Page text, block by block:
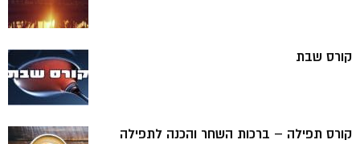
קורס שבת
קורס תפילה – ברכות השחר והכנה לתפילה